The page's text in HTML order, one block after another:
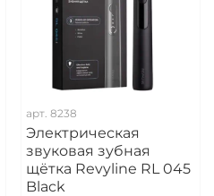
арт. 8238
Электрическая
звуковая зубная
щётка Revyline RL 045
Black